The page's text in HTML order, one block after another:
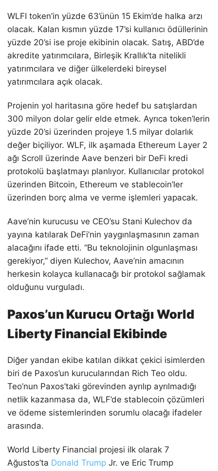
WLFI token’in yüzde 63’ünün 15 Ekim’de halka arzı
olacak. Kalan kısmın yüzde 17’si kullanıcı ödüllerinin
yüzde 20’si ise proje ekibinin olacak. Satış, ABD’de
akredite yatırımcılara, Birleşik Krallık’ta nitelikli
yatırımcılara ve diğer ülkelerdeki bireysel
yatırımcılara açık olacak.
Projenin yol haritasına göre hedef bu satışlardan
300 milyon dolar gelir elde etmek. Ayrıca token’lerin
yüzde 20’si üzerinden projeye 1.5 milyar dolarlık
değer biçiliyor. WLF, ilk aşamada Ethereum Layer 2
ağı Scroll üzerinde Aave benzeri bir DeFi kredi
protokolü başlatmayı planlıyor. Kullanıcılar protokol
üzerinden Bitcoin, Ethereum ve stablecoin’ler
üzerinden borç alma ve verme işlemleri yapacak.
Aave’nin kurucusu ve CEO’su Stani Kulechov da
yayına katılarak DeFi’nin yaygınlaşmasının zaman
alacağını ifade etti. “Bu teknolojinin olgunlaşması
gerekiyor,” diyen Kulechov, Aave’nin amacının
herkesin kolayca kullanacağı bir protokol sağlamak
olduğunu vurguladı.
Paxos’un Kurucu Ortağı World
Liberty Financial Ekibinde
Diğer yandan ekibe katılan dikkat çekici isimlerden
biri de Paxos’un kurucularından Rich Teo oldu.
Teo’nun Paxos’taki görevinden ayrılıp ayrılmadığı
netlik kazanmasa da, WLF’de stablecoin çözümleri
ve ödeme sistemlerinden sorumlu olacağı ifadeler
arasında.
World Liberty Financial projesi ilk olarak 7
Ağustos’ta Donald Trump Jr. ve Eric Trump